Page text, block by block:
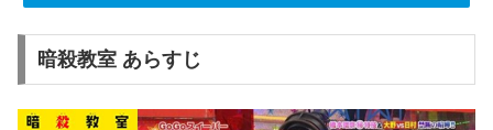
暗殺教室 あらすじ